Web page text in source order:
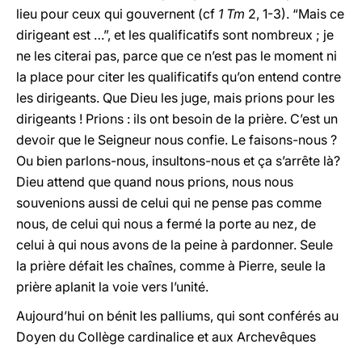
lieu pour ceux qui gouvernent (cf 1 Tm 2, 1-3). “Mais ce
dirigeant est …”, et les qualificatifs sont nombreux ; je
ne les citerai pas, parce que ce n’est pas le moment ni
la place pour citer les qualificatifs qu’on entend contre
les dirigeants. Que Dieu les juge, mais prions pour les
dirigeants ! Prions : ils ont besoin de la prière. C’est un
devoir que le Seigneur nous confie. Le faisons-nous ?
Ou bien parlons-nous, insultons-nous et ça s’arrête là?
Dieu attend que quand nous prions, nous nous
souvenions aussi de celui qui ne pense pas comme
nous, de celui qui nous a fermé la porte au nez, de
celui à qui nous avons de la peine à pardonner. Seule
la prière défait les chaînes, comme à Pierre, seule la
prière aplanit la voie vers l’unité.
Aujourd’hui on bénit les palliums, qui sont conférés au
Doyen du Collège cardinalice et aux Archevêques